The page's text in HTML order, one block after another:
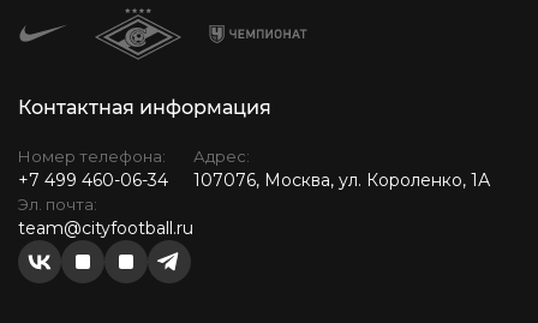
Контактная информация
Номер телефона:
+7 499 460-06-34
Эл. почта:
team@cityfootball.ru
Адрес:
107076, Москва, ул. Короленко, 1А